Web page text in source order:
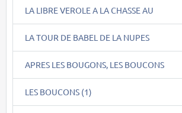
LA LIBRE VEROLE A LA CHASSE AU
LA TOUR DE BABEL DE LA NUPES
APRES LES BOUGONS, LES BOUCONS
LES BOUCONS (1)